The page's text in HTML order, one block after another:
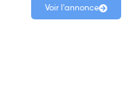
Voir l'annonce